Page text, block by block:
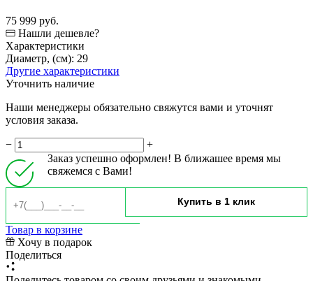
75 999 руб.
Нашли дешевле?
Характеристики
Диаметр, (см): 29
Другие характеристики
Уточнить наличие
Наши менеджеры обязательно свяжутся вами и уточнят
условия заказа.
−
+
Заказ успешно оформлен! В ближашее время мы
свяжемся с Вами!
Товар в корзине
Хочу в подарок
Поделиться